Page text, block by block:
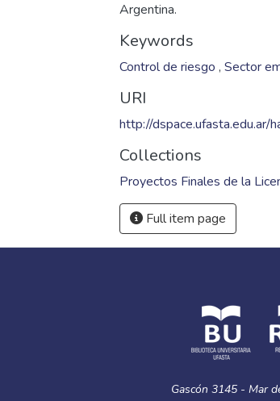
Argentina.
Keywords
Control de riesgo , Sector
URI
http://
Collections
Proyectos Finales de la
Full item page
Gascón 3145 - Mar